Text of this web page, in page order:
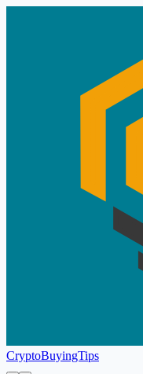
CryptoBuyingTips